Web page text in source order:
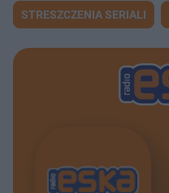
STRESZCZENIA SERIALI